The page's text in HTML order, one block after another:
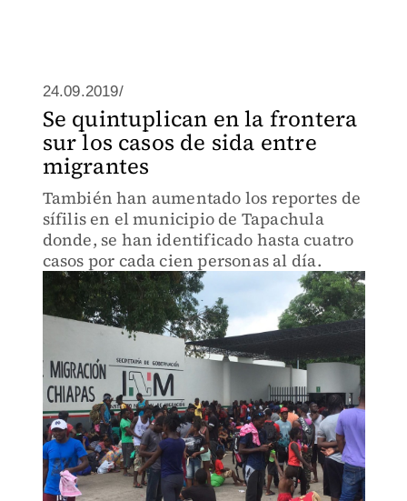
24.09.2019/
Se quintuplican en la frontera
sur los casos de sida entre
migrantes
También han aumentado los reportes de
sífilis en el municipio de Tapachula
donde, se han identificado hasta cuatro
casos por cada cien personas al día.